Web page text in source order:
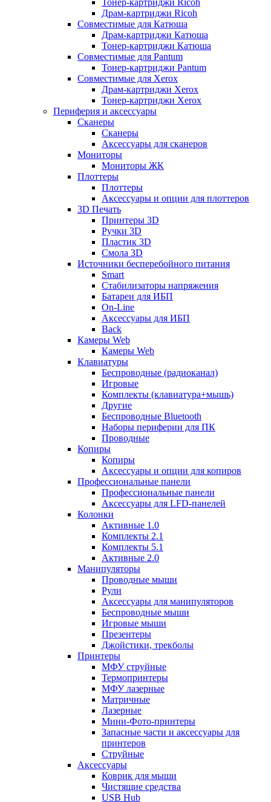
Тонер-картриджи Ricoh
Драм-картриджи Ricoh
Совместимые для Катюша
Драм-картриджи Катюша
Тонер-картриджи Катюша
Совместимые для Pantum
Тонер-картриджи Pantum
Совместимые для Xerox
Драм-картриджи Xerox
Тонер-картриджи Xerox
Периферия и аксессуары
Сканеры
Сканеры
Аксессуары для сканеров
Мониторы
Мониторы ЖК
Плоттеры
Плоттеры
Аксессуары и опции для плоттеров
3D Печать
Принтеры 3D
Ручки 3D
Пластик 3D
Смола 3D
Источники бесперебойного питания
Smart
Стабилизаторы напряжения
Батареи для ИБП
On-Line
Аксессуары для ИБП
Back
Камеры Web
Камеры Web
Клавиатуры
Беспроводные (радиоканал)
Игровые
Комплекты (клавиатура+мышь)
Другие
Беспроводные Bluetooth
Наборы периферии для ПК
Проводные
Копиры
Копиры
Аксессуары и опции для копиров
Профессиональные панели
Профессиональные панели
Аксессуары для LFD-панелей
Колонки
Активные 1.0
Комплекты 2.1
Комплекты 5.1
Активные 2.0
Манипуляторы
Проводные мыши
Рули
Аксессуары для манипуляторов
Беспроводные мыши
Игровые мыши
Презентеры
Джойстики, трекболы
Принтеры
МФУ струйные
Термопринтеры
МФУ лазерные
Матричные
Лазерные
Мини-Фото-принтеры
Запасные части и аксессуары для
принтеров
Струйные
Аксессуары
Коврик для мыши
Чистящие средства
USB Hub